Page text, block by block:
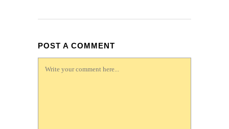
POST A COMMENT